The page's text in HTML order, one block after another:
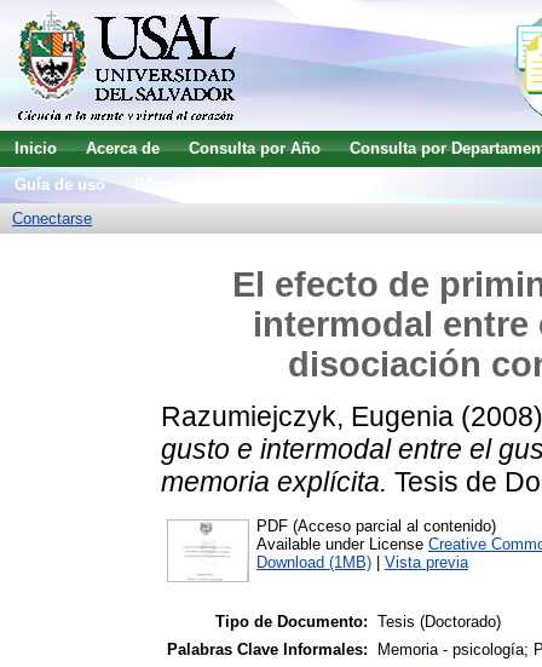
Inicio Acerca de Consulta por Año
Consulta por
Guía de uso
Conectarse
El efecto de
intermodal
disociación
Razumiejczyk, Eugenia
gusto e intermodal entre el
memoria explícita. Tesis de
PDF (Acceso parcial al contenido)
Available under License Creative
Download (1MB)
Vista previa
Tipo de Documento: Tesis (Doctorado)
Palabras Clave Informales:
Memoria - psicología;